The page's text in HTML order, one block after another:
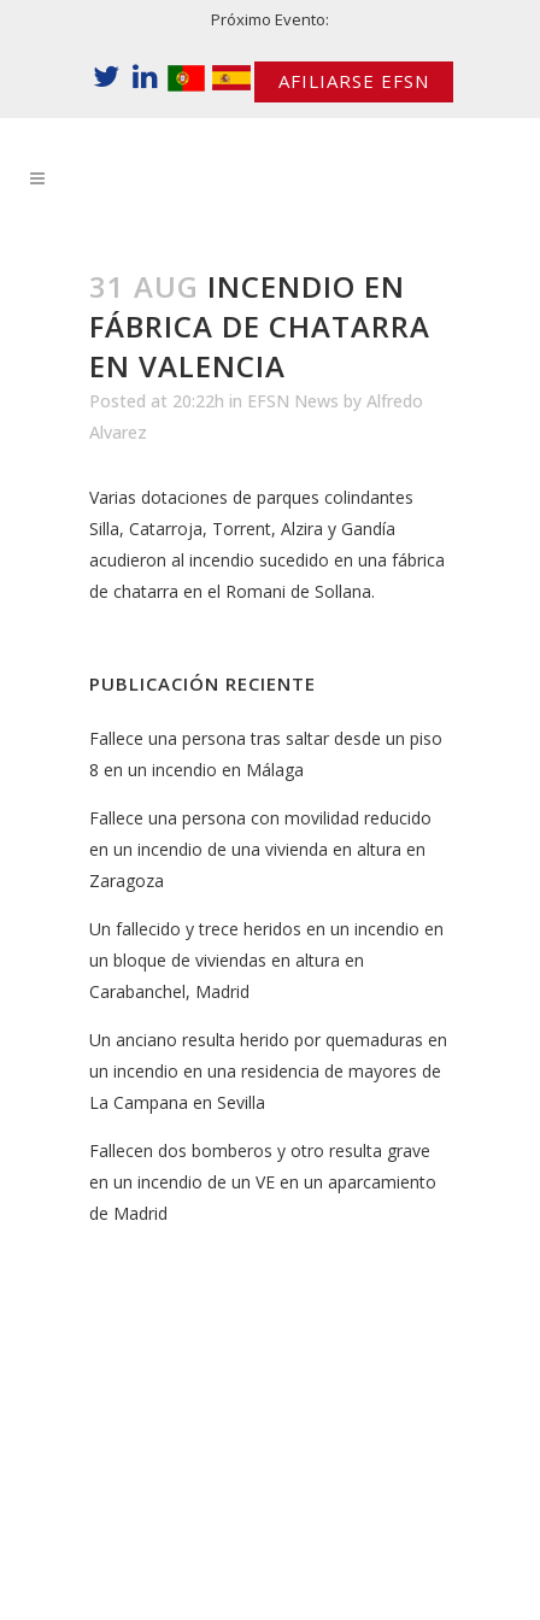
Próximo Evento:
AFILIARSE EFSN
31 AUG INCENDIO EN
FÁBRICA DE CHATARRA
EN VALENCIA
Posted at 20:22h in EFSN News by Alfredo
Alvarez
Varias dotaciones de parques colindantes
Silla, Catarroja, Torrent, Alzira y Gandía
acudieron al incendio sucedido en una fábrica
de chatarra en el Romani de Sollana.
PUBLICACIÓN RECIENTE
Fallece una persona tras saltar desde un piso
8 en un incendio en Málaga
Fallece una persona con movilidad reducido
en un incendio de una vivienda en altura en
Zaragoza
Un fallecido y trece heridos en un incendio en
un bloque de viviendas en altura en
Carabanchel, Madrid
Un anciano resulta herido por quemaduras en
un incendio en una residencia de mayores de
La Campana en Sevilla
Fallecen dos bomberos y otro resulta grave
en un incendio de un VE en un aparcamiento
de Madrid